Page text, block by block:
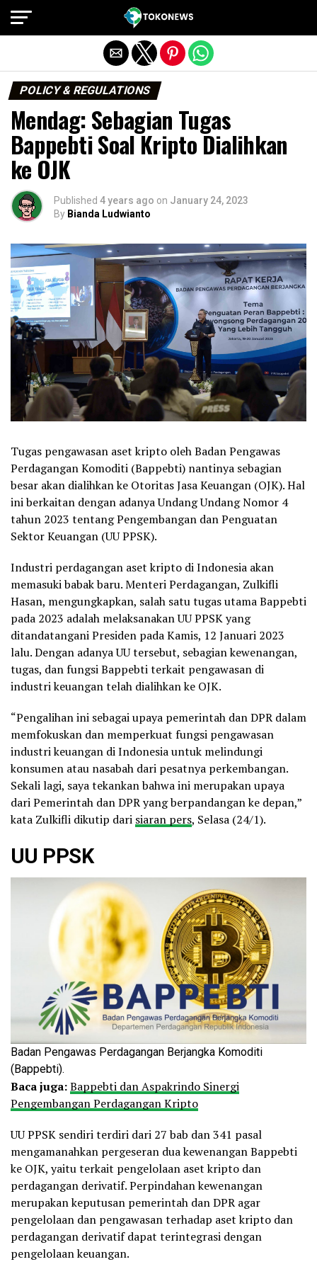
POLICY & REGULATIONS
Mendag: Sebagian Tugas
Bappebti Soal Kripto Dialihkan
ke OJK
Published 4 years ago on January 24, 2023
By Bianda Ludwianto
Tugas pengawasan aset kripto oleh Badan Pengawas
Perdagangan Komoditi (Bappebti) nantinya sebagian
besar akan dialihkan ke Otoritas Jasa Keuangan (OJK). Hal
ini berkaitan dengan adanya Undang Undang Nomor 4
tahun 2023 tentang Pengembangan dan Penguatan
Sektor Keuangan (UU PPSK).
Industri perdagangan aset kripto di Indonesia akan
memasuki babak baru. Menteri Perdagangan, Zulkifli
Hasan, mengungkapkan, salah satu tugas utama Bappebti
pada 2023 adalah melaksanakan UU PPSK yang
ditandatangani Presiden pada Kamis, 12 Januari 2023
lalu. Dengan adanya UU tersebut, sebagian kewenangan,
tugas, dan fungsi Bappebti terkait pengawasan di
industri keuangan telah dialihkan ke OJK.
“Pengalihan ini sebagai upaya pemerintah dan DPR dalam
memfokuskan dan memperkuat fungsi pengawasan
industri keuangan di Indonesia untuk melindungi
konsumen atau nasabah dari pesatnya perkembangan.
Sekali lagi, saya tekankan bahwa ini merupakan upaya
dari Pemerintah dan DPR yang berpandangan ke depan,”
kata Zulkifli dikutip dari siaran pers, Selasa (24/1).
UU PPSK
Badan Pengawas Perdagangan Berjangka Komoditi
(Bappebti).
Baca juga:Bappebti dan Aspakrindo Sinergi
Pengembangan Perdagangan Kripto
UU PPSK sendiri terdiri dari 27 bab dan 341 pasal
mengamanahkan pergeseran dua kewenangan Bappebti
ke OJK, yaitu terkait pengelolaan aset kripto dan
perdagangan derivatif. Perpindahan kewenangan
merupakan keputusan pemerintah dan DPR agar
pengelolaan dan pengawasan terhadap aset kripto dan
perdagangan derivatif dapat terintegrasi dengan
pengelolaan keuangan.
Exit mobile version